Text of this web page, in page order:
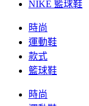
NIKE 籃球鞋
時尚
運動鞋
款式
籃球鞋
時尚